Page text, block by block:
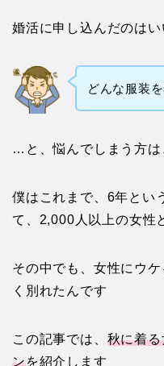
婚活に申し込んだのはい
どんな服装
…と、悩んでしまう方は
僕はこれまで、6年とい
て、2,000人以上の女性
その中でも、女性にウ
く別れたんです
この記事では、 秋に着
ンを紹介します